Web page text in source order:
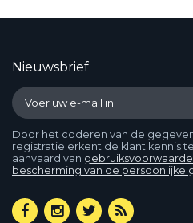
Nieuwsbrief
Door het coderen van de
registratie erkent de klant kennis
aanvaard van
bescherming van de persoonlijke